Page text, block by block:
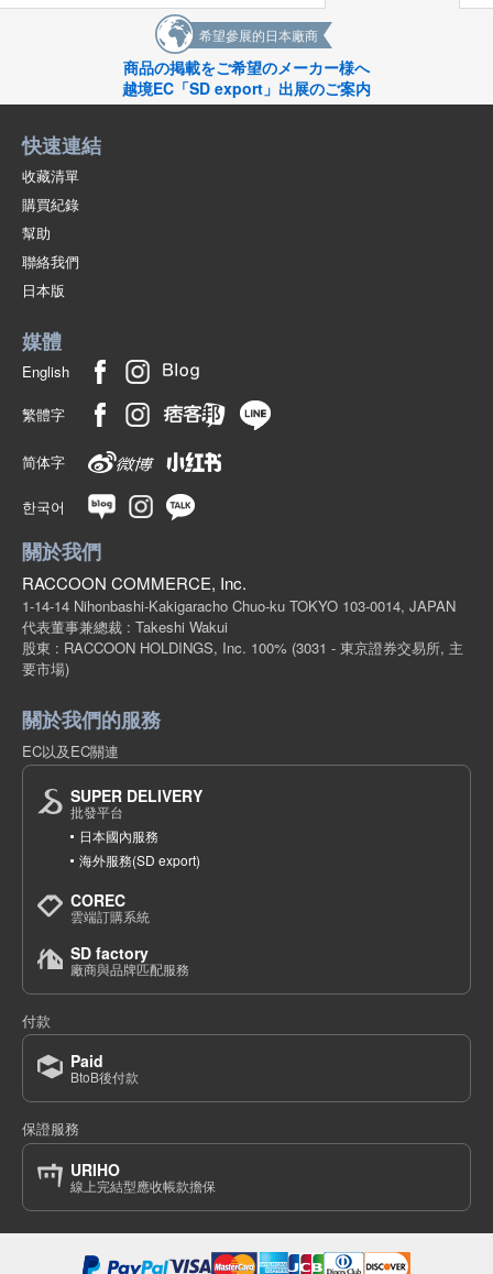
希望參展的日本廠商
商品の掲載をご希望のメーカー様へ
越境EC「SD export」出展のご案内
快速連結
收藏清單
購買紀錄
幫助
聯絡我們
日本版
媒體
English
繁體字
简体字
한국어
關於我們
RACCOON COMMERCE, Inc.
1-14-14 Nihonbashi-Kakigaracho Chuo-ku TOKYO 103-0014, JAPAN
代表董事兼總裁 : Takeshi Wakui
股東 : RACCOON HOLDINGS, Inc. 100% (3031 - 東京證券交易所, 主
要市場)
關於我們的服務
EC以及EC關連
SUPER DELIVERY
批發平台
日本國內服務
海外服務(SD export)
COREC
雲端訂購系統
SD factory
廠商與品牌匹配服務
付款
Paid
BtoB後付款
保證服務
URIHO
線上完結型應收帳款擔保